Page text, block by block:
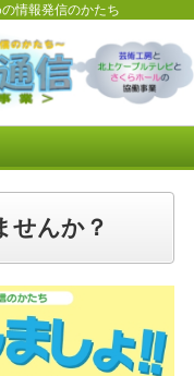
情報発信のかたち
せんか？